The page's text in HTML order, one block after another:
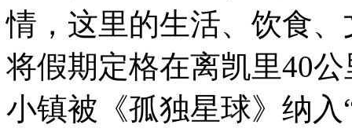
情，这里的生活、饮食
将假期定格在离凯里40
小镇被《孤独星球》纳入